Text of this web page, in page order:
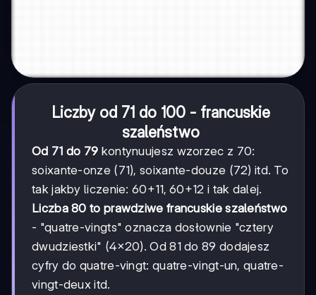
Liczby od 71 do 100 - francuskie
szaleństwo
Od 71 do 79 kontynuujesz wzorzec z 70:
soixante-onze (71), soixante-douze (72) itd. To
tak jakby liczenie: 60+11, 60+12 i tak dalej.
Liczba 80 to prawdziwe francuskie szaleństwo
- "quatre-vingts" oznacza dosłownie "cztery
dwudziestki" (4×20). Od 81 do 89 dodajesz
cyfry do quatre-vingt: quatre-vingt-un, quatre-
vingt-deux itd.